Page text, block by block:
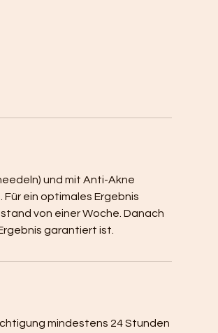
und mit Anti-Akne
ein optimales Ergebnis
von einer Woche. Danach
garantiert ist.
mindestens 24 Stunden